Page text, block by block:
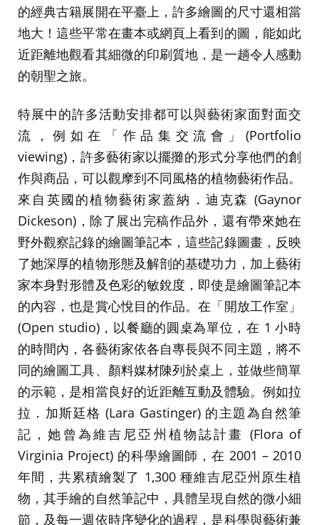
的經典古籍展開在平臺上，許多繪圖的尺寸還相當
地大！這些平常在畫本或網頁上看到的圖，能如此
近距離地觀看其細微的印刷質地，是一趟令人感動
的朝聖之旅。
特展中的許多活動安排都可以與藝術家面對面交
流，例如在「作品集交流會」(Portfolio
viewing)，許多藝術家以擺攤的形式分享他們的創
作與商品，可以觀摩到不同風格的植物藝術作品。
來自英國的植物藝術家蓋納．迪克森 (Gaynor
Dickeson)，除了展出完稿作品外，還有帶來她在
野外觀察記錄的繪圖筆記本，這些記錄圖畫，反映
了她深厚的植物形態及解剖的基礎功力，加上藝術
家本身對形體及色彩的敏銳度，即使是繪圖筆記本
的內容，也是賞心悅目的作品。在「開放工作室」
(Open studio)，以餐廳的圓桌為單位，在 1 小時
的時間內，各藝術家依各自專長與不同主題，將不
同的繪圖工具、顏料媒材陳列於桌上，並做些簡單
的示範，是相當良好的近距離互動及體驗。例如拉
拉．加斯廷格 (Lara Gastinger) 的主題為自然筆
記，她曾為維吉尼亞州植物誌計畫 (Flora of
Virginia Project) 的科學繪圖師，在 2001 – 2010
年間，共累積繪製了 1,300 種維吉尼亞州原生植
物，其手繪的自然筆記中，具體呈現自然的微小細
節，及每一週依時序變化的過程，是科學與藝術兼